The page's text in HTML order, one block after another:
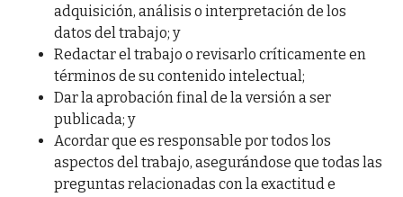
adquisición, análisis o interpretación de los
datos del trabajo; y
Redactar el trabajo o revisarlo críticamente en
términos de su contenido intelectual;
Dar la aprobación final de la versión a ser
publicada; y
Acordar que es responsable por todos los
aspectos del trabajo, asegurándose que todas las
preguntas relacionadas con la exactitud e